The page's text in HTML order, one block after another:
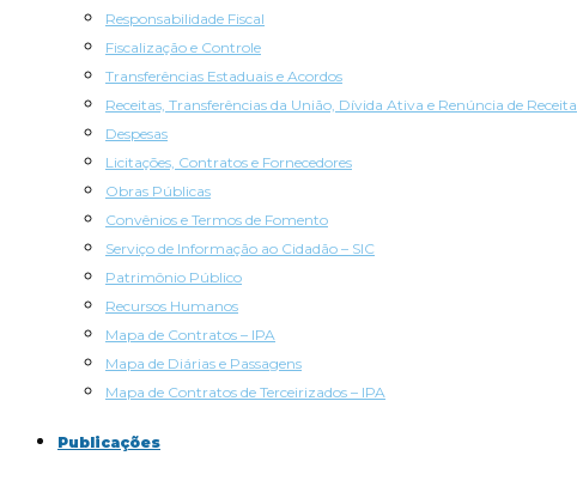
Responsabilidade Fiscal
Fiscalização e Controle
Transferências Estaduais e Acordos
Receitas, Transferências da União, Dívida Ativa e Renúncia de Receita
Despesas
Licitações, Contratos e Fornecedores
Obras Públicas
Convênios e Termos de Fomento
Serviço de Informação ao Cidadão – SIC
Patrimônio Público
Recursos Humanos
Mapa de Contratos – IPA
Mapa de Diárias e Passagens
Mapa de Contratos de Terceirizados – IPA
Publicações